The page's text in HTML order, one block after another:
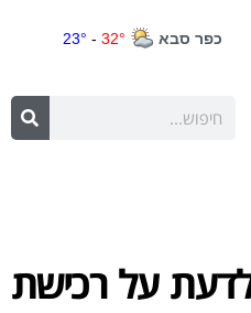
על רכישת